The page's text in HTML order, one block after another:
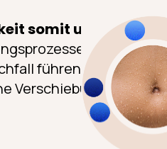
somit unmittelbar
reduziert
führen kann.
Verschiebung des